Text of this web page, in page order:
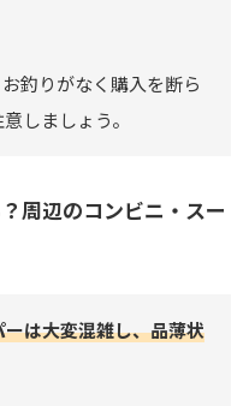
釣りがなく購入を断ら
しましょう。
周辺のコンビニ・スー
は大変混雑し、品薄状